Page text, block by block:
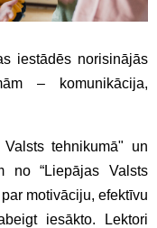
iestādēs norisinājās
– komunikācija,
tehnikumā" un
no “Liepājas Valsts
motivāciju, efektīvu
iesākto. Lektori